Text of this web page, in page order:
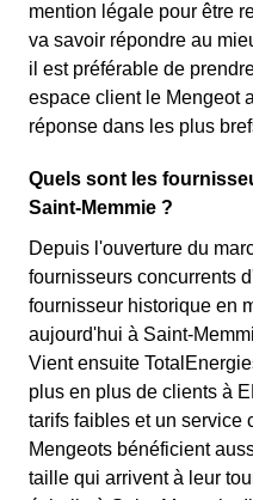
mention légale pour être
va savoir répondre au
il est préférable de
espace client le Mengeot
réponse dans les plus
Quels sont les
Saint-Memmie ?
Depuis l'ouverture du
fournisseurs concurrents
fournisseur historique en
aujourd'hui à Saint-
Vient ensuite
plus en plus de clients à
tarifs faibles et un service
Mengeots bénéficient
taille qui arrivent à leur